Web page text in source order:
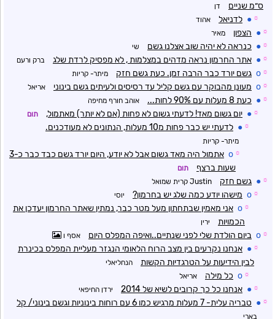
ס״מ שניים
דן
☼
● לדניאל אהוד
☼
● הצפון מאיר
☼
● כנראה לא יהיה שוב אצלנו גשם שי
☼
● אתר החרמון נראה מדהים במצלמות , לא מפסיק לרדת שלג ברק ורעם
☼
o גשם יורד כבר הרבה זמן. כעת גשם חזק מיתר- קריות
☼
o מעונן מהבוקר עם גשם קליל עד רסיסים ולעיתים גשם בינוני אריאל
☼
● כעת 8 מעלות עם 90% לחות... אוהב חורף מחיפה
☼
● יום גשום מאד! לדעתי גשום לא פחות (אם לא יותר) מאתמול, תום
☼
● לדעתי יש כבר פחות מ10 מעלות, הנתונים לא מעודכנים.
מיתר- קריות
☼
o
אתמול היה מאד גשום אבל לא יודע, היום יורד גשם כבד כבר כ-3
שעות ברצף
תום
☼
● גשם חזק Justin קרית שמואל
☼
o מישהו יודע כמה שלג יש בחרמון? יוסי
☼
o אני מאמין שבתחתון מעל מטר כבר, נמתין שאתר החרמון יעדכן את
הכמויות
ירין
☼
o ביום הולדת שלי לפני שנתיים..ואיפה המפלס היום אסף ו
☼
● אנחנו נקרעים בין מצב הרוח הלאומי הנגזר מעליית המפלס בכינרת
לבין הידיעות על הטרגדיות הקשות
הנחליאלי
☼
o כל מילה אריאל
☼
● אנחנו כל כך קרובים לשיא של 2014 ירדן החיפאי
☼
● טבריה עלית- 7 מעלות מרגיש כמו 6 עם רוחות בינוניות וגשם בינוני/ קל
בארי